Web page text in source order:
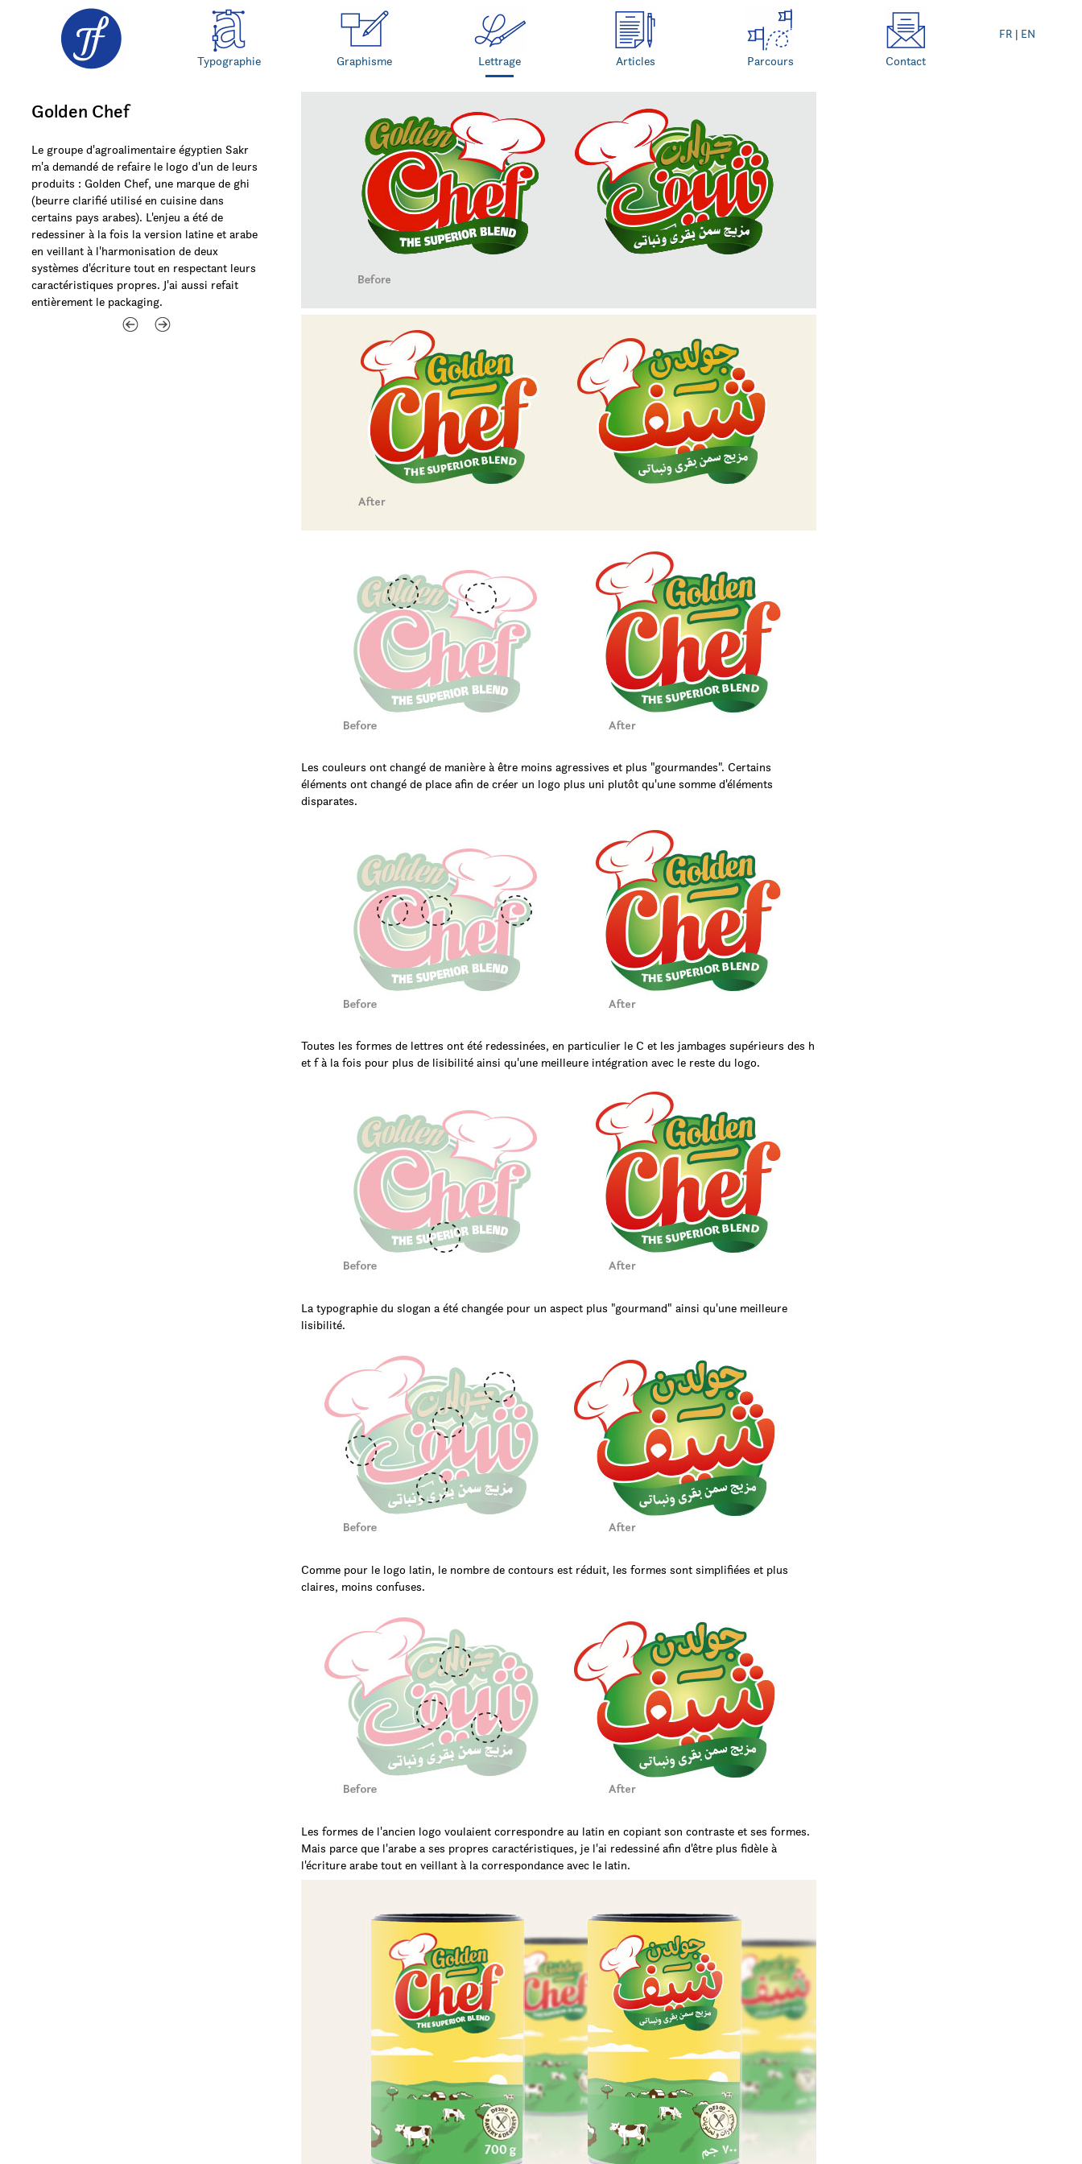
Typographie Graphisme Lettrage Articles Parcours Contact
FR | EN
Golden Chef
Le groupe d'agroalimentaire égyptien Sakr
m'a demandé de refaire le logo d'un de leurs
produits : Golden Chef, une marque de ghi
(beurre clarifié utilisé en cuisine dans
certains pays arabes). L'enjeu a été de
redessiner à la fois la version latine et arabe
en veillant à l'harmonisation de deux
systèmes d'écriture tout en respectant leurs
caractéristiques propres. J'ai aussi refait
entièrement le packaging.
Les couleurs ont changé de manière à être moins agressives et plus "gourmandes". Certains
éléments ont changé de place afin de créer un logo plus uni plutôt qu'une somme d'éléments
disparates.
Toutes les formes de lettres ont été redessinées, en particulier le C et les jambages supérieurs des h
et f à la fois pour plus de lisibilité ainsi qu'une meilleure intégration avec le reste du logo.
La typographie du slogan a été changée pour un aspect plus "gourmand" ainsi qu'une meilleure
lisibilité.
Comme pour le logo latin, le nombre de contours est réduit, les formes sont simplifiées et plus
claires, moins confuses.
Les formes de l'ancien logo voulaient correspondre au latin en copiant son contraste et ses formes.
Mais parce que l'arabe a ses propres caractéristiques, je l'ai redessiné afin d'être plus fidèle à
l'écriture arabe tout en veillant à la correspondance avec le latin.